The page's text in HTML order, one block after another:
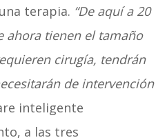
terapia. “De aquí a 20
ahora tienen el tamaño
cirugía, tendrán
de intervención
inteligente
a las tres